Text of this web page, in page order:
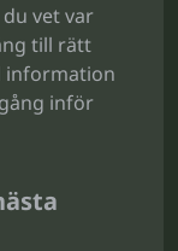
vet var
till rätt
information
inför